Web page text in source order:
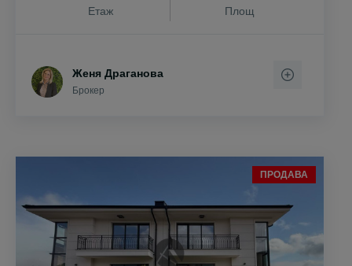
Етаж
Площ
Женя Драганова
Брокер
ПРОДАВА